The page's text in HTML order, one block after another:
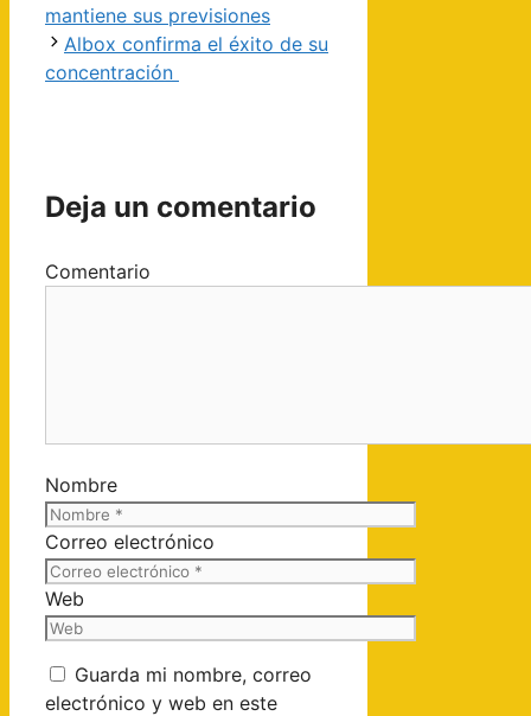
mantiene sus previsiones
Albox confirma el éxito de su
concentración
Deja un comentario
Comentario
Nombre
Correo electrónico
Web
Guarda mi nombre, correo
electrónico y web en este